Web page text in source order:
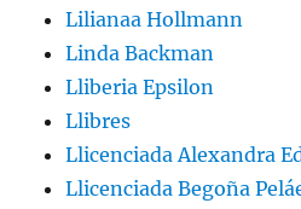
Lilianaa Hollmann
Linda Backman
Lliberia Epsilon
Llibres
Llicenciada Alexandra
Llicenciada Begoña